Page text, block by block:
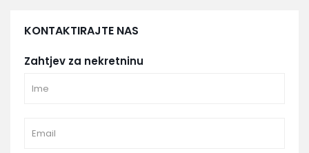
KONTAKTIRAJTE NAS
Zahtjev za nekretninu